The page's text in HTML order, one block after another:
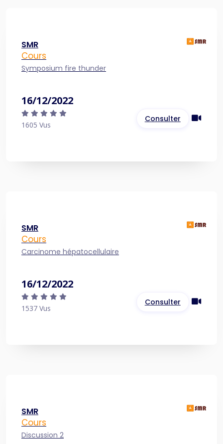
SMR
Cours
Symposium fire thunder
16/12/2022
1605 Vus
Consulter
SMR
Cours
Carcinome hépatocellulaire
16/12/2022
1537 Vus
Consulter
SMR
Cours
Discussion 2